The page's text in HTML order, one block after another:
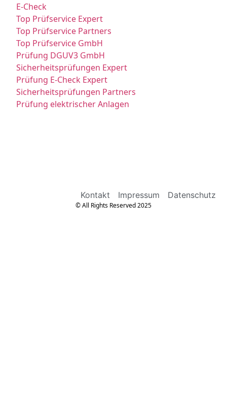
E-Check
Top Prüfservice Expert
Top Prüfservice Partners
Top Prüfservice GmbH
Prüfung DGUV3 GmbH
Sicherheitsprüfungen Expert
Prüfung E-Check Expert
Sicherheitsprüfungen Partners
Prüfung elektrischer Anlagen
Kontakt Impressum Datenschutz
© All Rights Reserved 2025